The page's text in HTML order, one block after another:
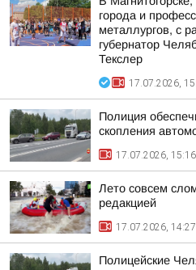
города и
металлургов, с
губернатор
Текслер
17.07.2026,
Полиция
скопления
17.07.2026, 15:16
Лето совсем
редакцией
17.07.2026, 14:27
Полицейские